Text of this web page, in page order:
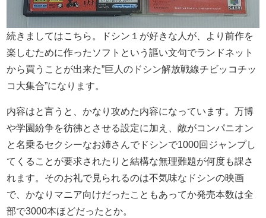
続きましてはこちら。ドシン１が好きな人が、より前作を
楽しむために作ったソフトという謳い文句でランドネット
から買うことが出来た”巨人のドシン解放戦線チビッコチッ
コ大集合”になります。
内容はと言うと、かなり攻めた内容になっています。万博
や学園紛争を彷彿とさせる設定に加え、敵がコンパニオン
と名乗るセクシーなお姉さんでドシンで1000回ジャンプし
てくることが要求されたりと結構な無理難題が何度も課さ
れます。そのお礼で見られるのは不気味なドシンの映画
で、かなりマニア向けだったこともあってか発売本数は全
部で3000本ほどだったとか。